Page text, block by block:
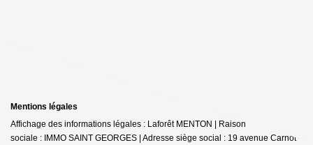
Mentions légales
Affichage des informations légales : Laforêt MENTON | Raison
sociale : IMMO SAINT GEORGES | Adresse siège social : 19 avenue Carnot -